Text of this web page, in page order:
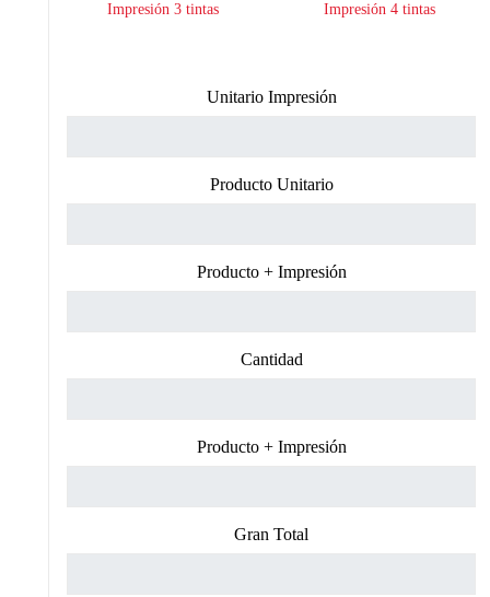
Impresión 3 tintas Impresión 4 tintas
Unitario Impresión
Producto Unitario
Producto + Impresión
Cantidad
Producto + Impresión
Gran Total